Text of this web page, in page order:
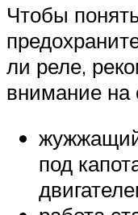
Чтобы
ли реле,
внимание
под